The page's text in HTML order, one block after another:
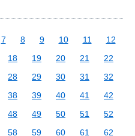
7 8 9 10 11
12
18 19 20 21
22
28 29 30 31
32
38 39 40 41
42
48 49 50 51
52
58 59 60 61
62